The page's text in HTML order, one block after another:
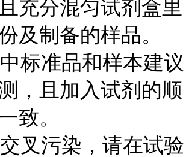
且充分混匀试剂盒里
及制备的样品。
标准品和样本建议
，且加入试剂的顺
致。
叉污染，请在试验